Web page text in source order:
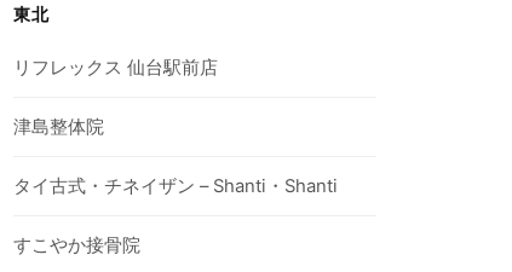
東北
リフレックス 仙台駅前店
津島整体院
タイ古式・チネイザン – Shanti・Shanti
すこやか接骨院